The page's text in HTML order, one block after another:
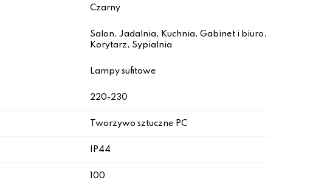
Czarny
Salon, Jadalnia, Kuchnia, Gabinet i biuro,
Korytarz, Sypialnia
Lampy sufitowe
220-230
Tworzywo sztuczne PC
IP44
100